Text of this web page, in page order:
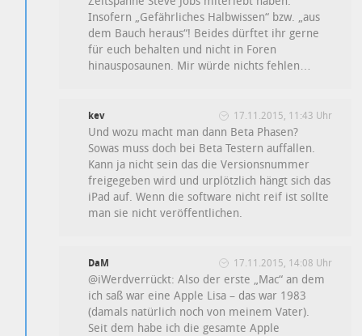
Insofern „Gefährliches Halbwissen“ bzw. „aus
dem Bauch heraus“! Beides dürftet ihr gerne
für euch behalten und nicht in Foren
hinausposaunen. Mir würde nichts fehlen…
kev 17.11.2015, 11:43 Uhr
Und wozu macht man dann Beta Phasen?
Sowas muss doch bei Beta Testern auffallen.
Kann ja nicht sein das die Versionsnummer
freigegeben wird und urplötzlich hängt sich das
iPad auf. Wenn die software nicht reif ist sollte
man sie nicht veröffentlichen.
DaM 17.11.2015, 14:08 Uhr
@iWerdverrückt: Also der erste „Mac“ an dem
ich saß war eine Apple Lisa – das war 1983
(damals natürlich noch von meinem Vater).
Seit dem habe ich die gesamte Apple